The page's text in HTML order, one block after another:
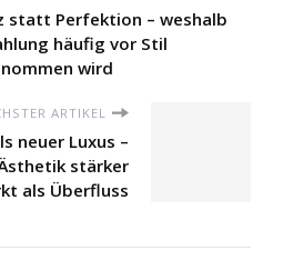
statt Perfektion – weshalb
häufig vor Stil
wird
ARTIKEL
neuer Luxus –
stärker
als Überfluss